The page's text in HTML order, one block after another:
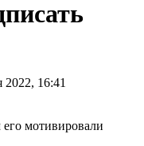
2022, 16:41